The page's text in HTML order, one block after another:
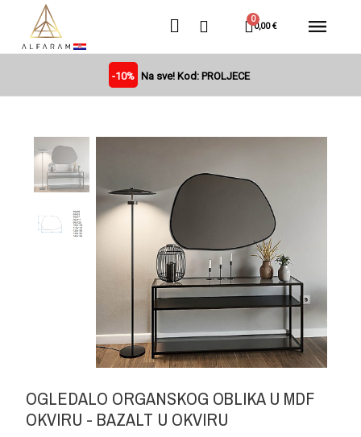
0,00 €
-10% Na sve! Kod: PROLJECE
OGLEDALO ORGANSKOG OBLIKA U MDF
OKVIRU - BAZALT U OKVIRU